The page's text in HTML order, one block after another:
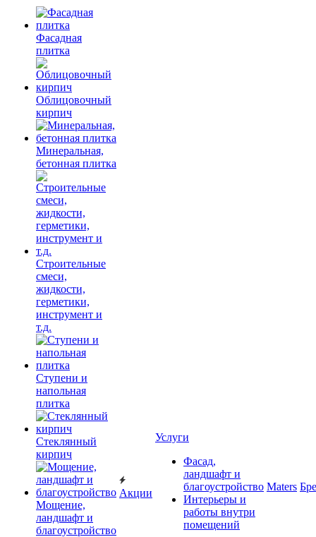
Фасадная
плитка
Облицовочный
кирпич
Минеральная,
бетонная плитка
Строительные
смеси,
жидкости,
герметики,
инструмент и
т.д.
Ступени и
напольная
плитка
Cтеклянный
кирпич
Мощение,
ландшафт и
благоустройство
Акции
Услуги
Фасад,
ландшафт и
благоустройство
Интерьеры и
работы внутри
помещений
Maters